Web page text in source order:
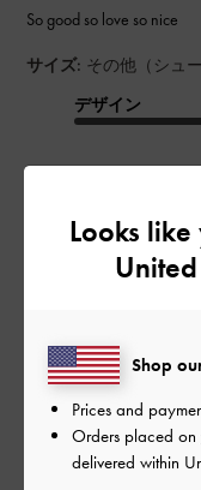
So good so love so nice
サイズ: その他（シュ
デザイン
Looks
Shop
Prices and
Orders placed on
delivered within